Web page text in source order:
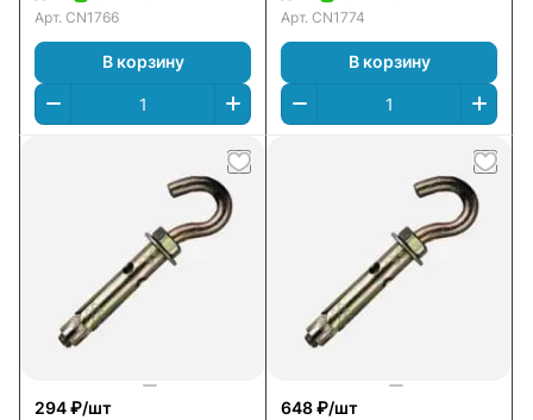
Арт. CN1766
В корзину
Арт. CN1774
В корзину
294 ₽/шт
648 ₽/шт